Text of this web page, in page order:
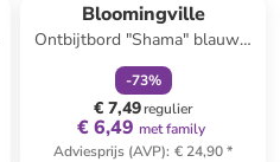
Bloomingville
Ontbijtbord "Shama" blauw -
Ø 20,5 cm
-73%
€ 7,49regulier
€ 6,49 met family
Adviesprijs (AVP): € 24,90*